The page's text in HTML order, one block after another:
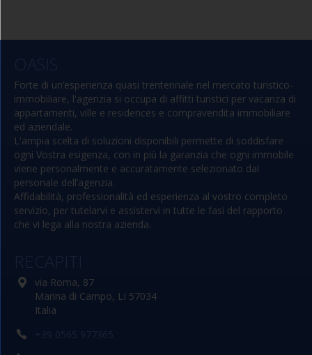
Forte di un’esperienza quasi trentennale nel mercato turistico-
immobiliare, l'agenzia si occupa di affitti turistici per vacanza di
appartamenti, ville e residences e compravendita immobiliare
ed aziendale.
L'ampia scelta di soluzioni disponibili permette di soddisfare
ogni Vostra esigenza, con in più la garanzia che ogni immobile
viene personalmente e accuratamente selezionato dal
personale dell’agenzia.
Affidabilità, professionalità ed esperienza al vostro completo
servizio, per tutelarvi e assistervi in tutte le fasi del rapporto
che vi lega alla nostra azienda.
via Roma, 87
Marina di Campo, LI 57034
Italia